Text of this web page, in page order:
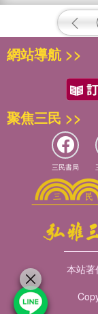
網站導航 >>
聚焦三民 >>
三民書局
本站著